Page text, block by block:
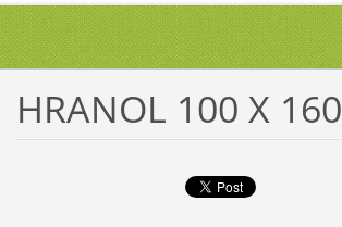
HRANOL 100 X 160